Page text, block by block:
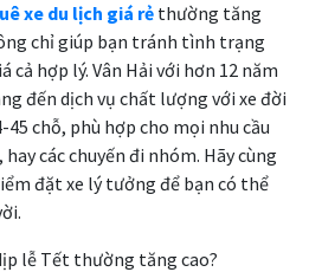
xe du lịch giá rẻ thường tăng
chỉ giúp bạn tránh tình trạng
cả hợp lý. Vân Hải với hơn 12 năm
đến dịch vụ chất lượng với xe đời
chỗ, phù hợp cho mọi nhu cầu
các chuyến đi nhóm. Hãy cùng
đặt xe lý tưởng để bạn có thể
lễ Tết thường tăng cao?